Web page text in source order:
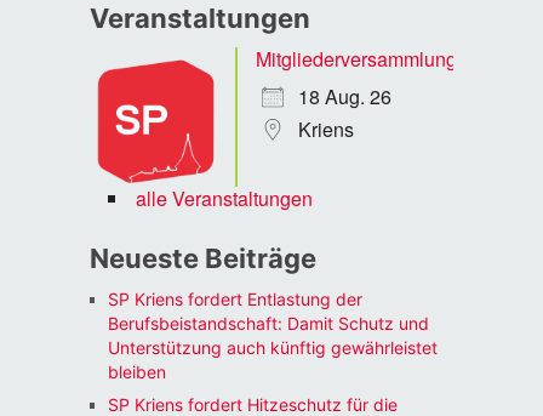
Veranstaltungen
Mitgliederversammlung
18 Aug. 26
Kriens
alle Veranstaltungen
Neueste Beiträge
SP Kriens fordert Entlastung der
Berufsbeistandschaft: Damit Schutz und
Unterstützung auch künftig gewährleistet
bleiben
SP Kriens fordert Hitzeschutz für die